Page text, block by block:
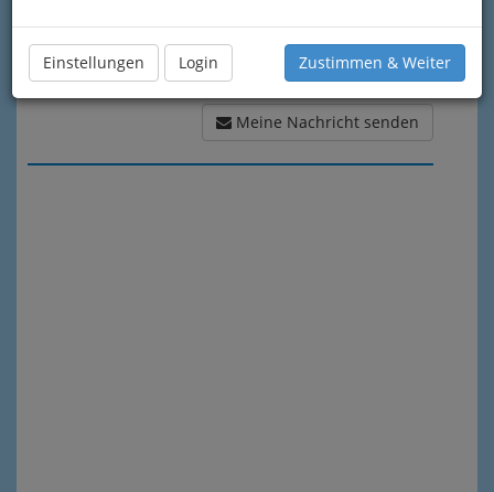
Einstellungen Login Zustimmen & Weiter
Meine Nachricht senden